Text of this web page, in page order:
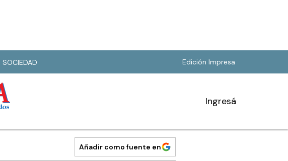
SOCIEDAD Edición Impresa
Ingresá
Añadir como fuente en